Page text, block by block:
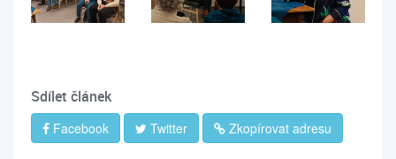
Sdílet článek
Facebook Twitter Zkopírovat adresu